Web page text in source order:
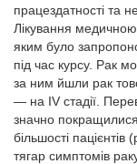
працездатності та
Лікування
яким було
під час курсу. Рак
за ним йшли рак
— на IV стадії.
значно
більшості
тягар симптомів